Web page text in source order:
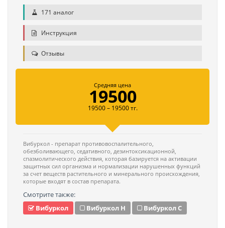
171 аналог
Инструкция
Отзывы
Средняя цена
19500
19500 – 19500 тг.
Вибуркол - препарат противовоспалительного,
обезболивающего, седативного, дезинтоксикационной,
спазмолитического действия, которая базируется на активации
защитных сил организма и нормализации нарушенных функций
за счет веществ растительного и минерального происхождения,
которые входят в состав препарата.
Смотрите также:
Вибуркол
Вибуркол Н Вибуркол С